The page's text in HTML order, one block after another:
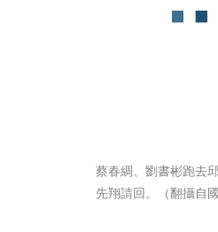
蔡春綢、劉書彬跑去
先翔請回。（翻攝自國